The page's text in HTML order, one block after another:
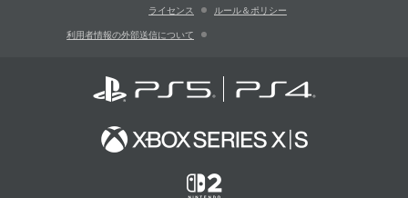
ライセンス ルール＆ポリシー
利用者情報の外部送信について